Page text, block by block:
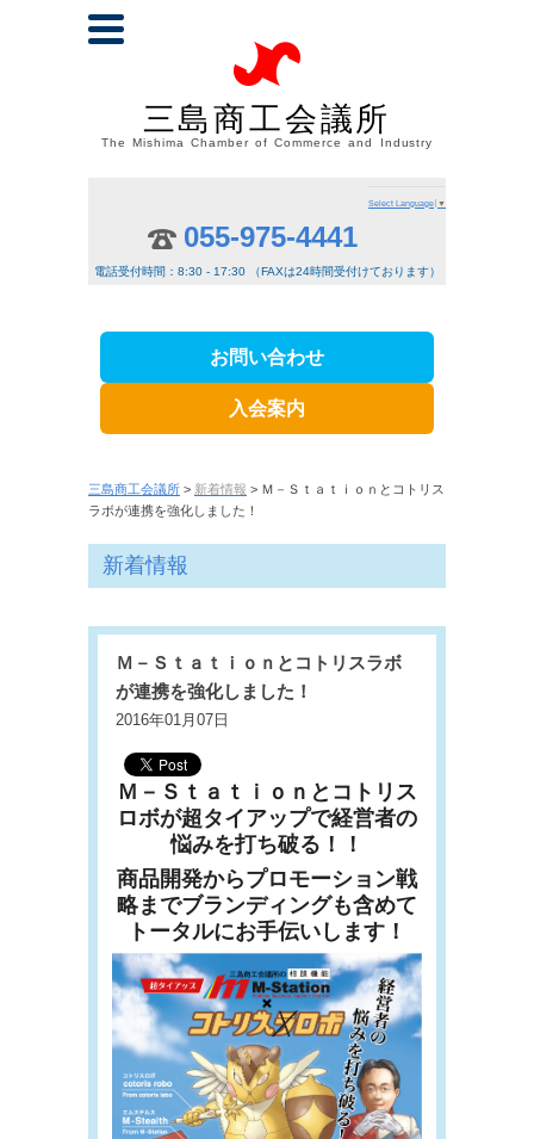
三島商工会議所
The Mishima Chamber of Commerce and Industry
Select Language ▼
055-975-4441
電話受付時間：8:30 - 17:30 （FAXは24時間受付けております）
お問い合わせ
入会案内
三島商工会議所 > 新着情報 > Ｍ－Ｓｔａｔｉｏｎとコトリス
ラボが連携を強化しました！
新着情報
Ｍ－Ｓｔａｔｉｏｎとコトリスラボ
が連携を強化しました！
2016年01月07日
Ｍ－Ｓｔａｔｉｏｎとコトリス
ロボが超タイアップで経営者の
悩みを打ち破る！！
商品開発からプロモーション戦
略までブランディングも含めて
トータルにお手伝いします！